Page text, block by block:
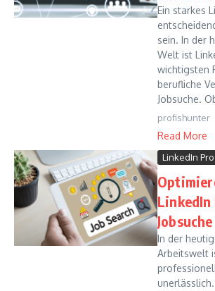
Ein starkes
sein. In der
Welt ist
wichtigsten
berufliche
Jobsuche.
profishunter
Read More
LinkedIn
Jobsuche
In der
Arbeitswelt